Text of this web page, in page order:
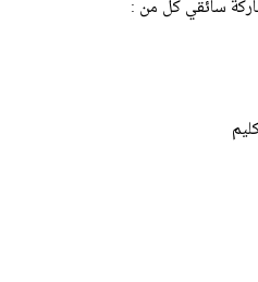
سائقي كل من :